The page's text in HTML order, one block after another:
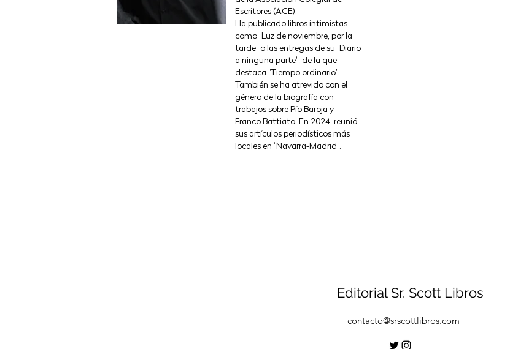
Escritores (ACE).
Ha publicado libros intimistas
como "Luz de noviembre, por la
tarde" o las entregas de su "Diario
a ninguna parte", de la que
destaca "Tiempo ordinario".
También se ha atrevido con el
género de la biografía con
trabajos sobre Pío Baroja y
Franco Battiato. En 2024, reunió
sus artículos periodísticos más
locales en "Navarra-Madrid".
Editorial Sr. Scott Libros
contacto@srscottlibros.com